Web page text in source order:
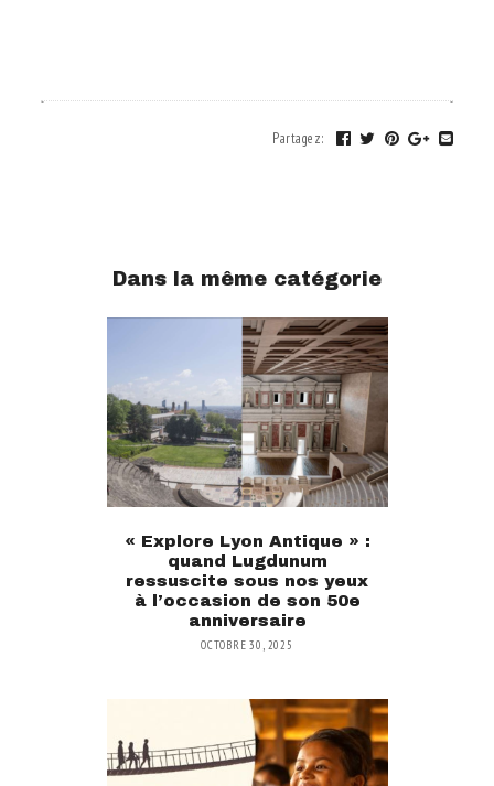
Partagez:
Dans la même catégorie
« Explore Lyon Antique » :
quand Lugdunum
ressuscite sous nos yeux
à l’occasion de son 50e
anniversaire
OCTOBRE 30, 2025